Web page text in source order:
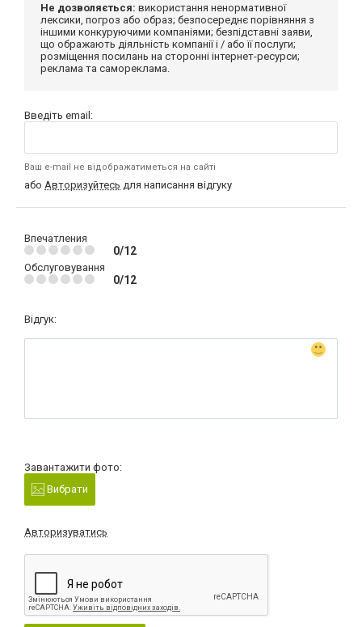
Не дозволяється: використання ненормативної
лексики, погроз або образ; безпосереднє порівняння з
іншими конкуруючими компаніями; безпідставні заяви,
що ображають діяльність компанії і / або її послуги;
розміщення посилань на сторонні інтернет-ресурси;
реклама та самореклама.
Введіть email:
Ваш e-mail не відображатиметься на сайті
або Авторизуйтесь для написання відгуку
Впечатления
0/12
Обслуговування
0/12
Відгук:
Завантажити фото:
Вибрати
Авторизуватись